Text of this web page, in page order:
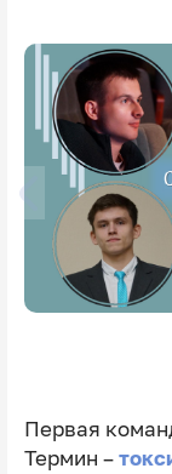
Первая
Термин –